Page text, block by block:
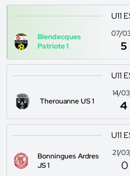
U11
Blendecques
Patriote 1
07/
5
U11
Therouanne US 1
14/
4
U11
Bonningues Ardres
JS 1
21/
0